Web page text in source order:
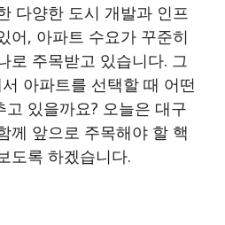
다양한 도시 개발과 인프
어, 아파트 수요가 꾸준히
로 주목받고 있습니다. 그
아파트를 선택할 때 어떤
있을까요? 오늘은 대구
께 앞으로 주목해야 할 핵
도록 하겠습니다.